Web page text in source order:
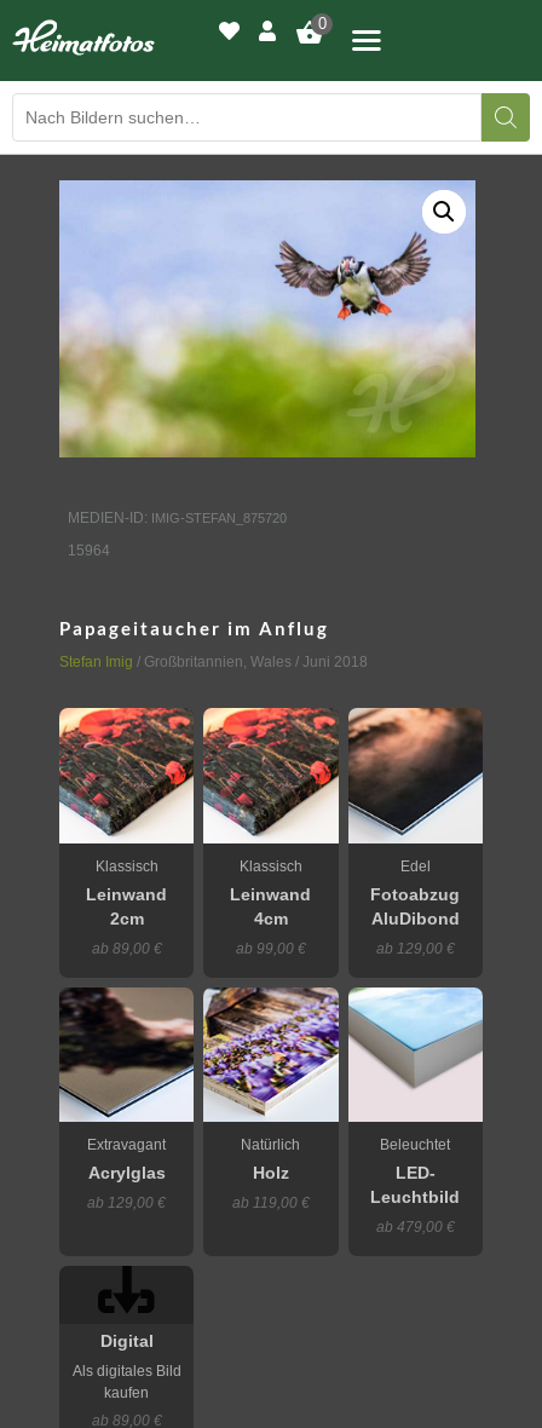
0
DRUCKQUALITÄTEN
LED-LEUCHTBILDER
WIR DRUCKEN IHR BILD
AUSSTELLUNGEN
KONTAKT
MEDIEN-ID: IMIG-STEFAN_875720
15964
Papageitaucher im Anflug
Stefan Imig / Großbritannien, Wales / Juni 2018
Klassisch
Leinwand
2cm
ab 89,00 €
Klassisch
Leinwand
4cm
ab 99,00 €
Edel
Fotoabzug
AluDibond
ab 129,00 €
Extravagant
Acrylglas
ab 129,00 €
Natürlich
Holz
ab 119,00 €
Beleuchtet
LED-
Leuchtbild
ab 479,00 €
Digital
Als digitales Bild
kaufen
ab 89,00 €